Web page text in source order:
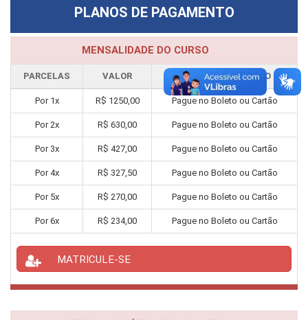
PLANOS DE PAGAMENTO
MENSALIDADE DO CURSO
PARCELAS VALOR FORMA PAGAMENTO
Por 1x R$ 1250,00 Pague no Boleto ou Cartão
Por 2x R$ 630,00 Pague no Boleto ou Cartão
Por 3x R$ 427,00 Pague no Boleto ou Cartão
Por4x R$ 327,50 Pague no Boleto ou Cartão
Por 5x R$ 270,00 Pague no Boleto ou Cartão
Por6x R$ 234,00 Pague no Boleto ou Cartão
MATRICULE-SE